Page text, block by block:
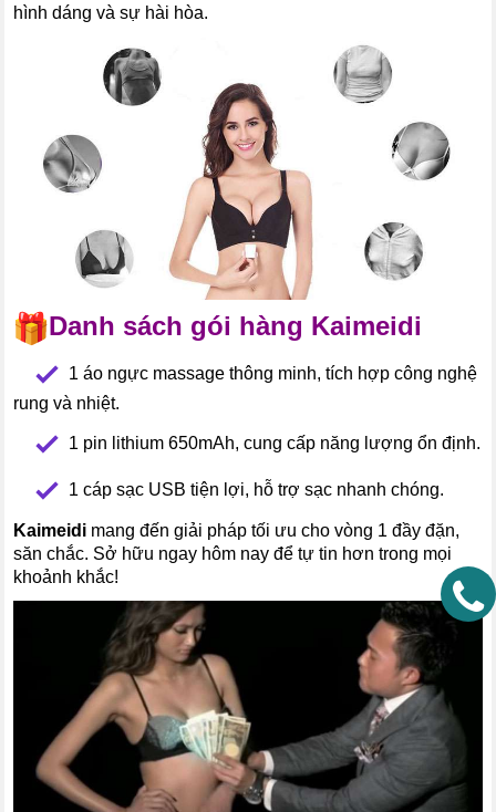
hình dáng và sự hài hòa.
Danh sách gói hàng Kaimeidi
1 áo ngực massage thông minh, tích hợp công nghệ
rung và nhiệt.
1 pin lithium 650mAh, cung cấp năng lượng ổn định.
1 cáp sạc USB tiện lợi, hỗ trợ sạc nhanh chóng.
Kaimeidi mang đến giải pháp tối ưu cho vòng 1 đầy đặn,
săn chắc. Sở hữu ngay hôm nay để tự tin hơn trong mọi
khoảnh khắc!